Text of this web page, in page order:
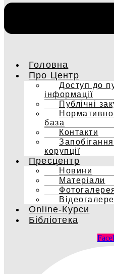
Головна
Про Центр
Доступ до
інформації
Публічні
база
Контакти
Запобігання
корупції
Пресцентр
Новини
Матеріали
Online-Курси
Бібліотека